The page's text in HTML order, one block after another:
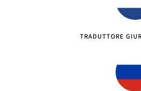
TRADUTTORE